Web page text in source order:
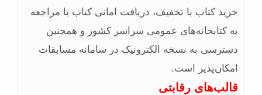
خرید کتاب با تخفیف، دریافت امانی کتاب با مراجعه
به کتابخانه‌های عمومی سراسر کشور و همچنین
دسترسی به نسخه الکترونیک در سامانه مسابقات
امکان‌پذیر است.
قالب‌های رقابتی